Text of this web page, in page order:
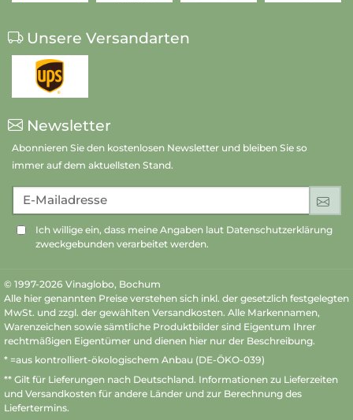
Unsere Versandarten
Newsletter
Abonnieren Sie den kostenlosen Newsletter und bleiben Sie so
immer auf dem aktuellsten Stand.
E-Mailadresse
Ich willige ein, dass meine Angaben laut Datenschutzerklärung
zweckgebunden verarbeitet werden.
© 1997-2026 Vinaglobo, Bochum
Alle hier genannten Preise verstehen sich inkl. der gesetzlich festgelegten
MwSt. und zzgl. der gewählten Versandkosten. Alle Markennamen,
Warenzeichen sowie sämtliche Produktbilder sind Eigentum Ihrer
rechtmäßigen Eigentümer und dienen hier nur der Beschreibung.
* =aus kontrolliert-ökologischem Anbau (DE-ÖKO-039)
** Gilt für Lieferungen nach Deutschland. Informationen zu Lieferzeiten
und Versandkosten für andere Länder und zur Berechnung des
Liefertermins.